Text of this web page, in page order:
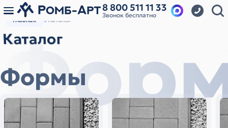
8 800 511 11 33
Звонок бесплатно
Главная Каталог
Каталог
Формы